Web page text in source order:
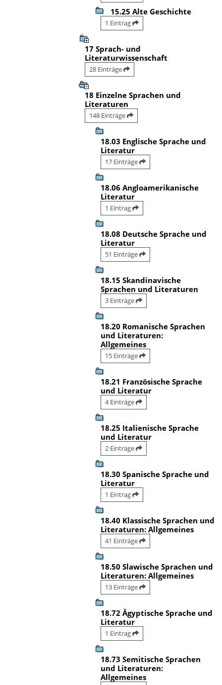
15.25 Alte Geschichte
1 Eintrag
17 Sprach- und
Literaturwissenschaft
28 Einträge
18 Einzelne Sprachen und
Literaturen
148 Einträge
18.03 Englische Sprache und
Literatur
17 Einträge
18.06 Angloamerikanische
Literatur
1 Eintrag
18.08 Deutsche Sprache und
Literatur
51 Einträge
18.15 Skandinavische
Sprachen und Literaturen
3 Einträge
18.20 Romanische Sprachen
und Literaturen:
Allgemeines
15 Einträge
18.21 Französische Sprache
und Literatur
4 Einträge
18.25 Italienische Sprache
und Literatur
2 Einträge
18.30 Spanische Sprache und
Literatur
1 Eintrag
18.40 Klassische Sprachen und
Literaturen: Allgemeines
41 Einträge
18.50 Slawische Sprachen und
Literaturen: Allgemeines
13 Einträge
18.72 Ägyptische Sprache und
Literatur
1 Eintrag
18.73 Semitische Sprachen
und Literaturen:
Allgemeines